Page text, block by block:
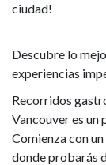
ciudad!
Descubre lo
experiencias
Recorridos
Vancouver es un
Comienza con
donde probarás